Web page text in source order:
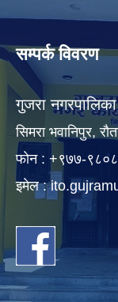
सम्पर्क विवरण
गुजरा नगरपालिका
सिमरा भवानिपुर,
फाेन : +९७७-
इमेल :